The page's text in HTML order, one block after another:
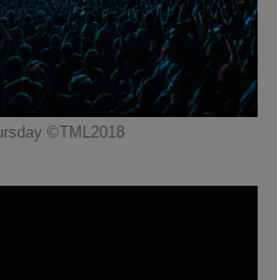
©TML2018